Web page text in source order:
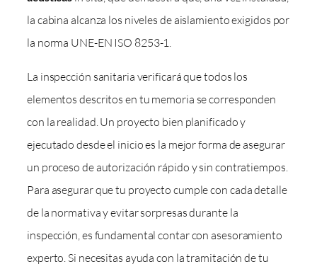
la cabina alcanza los niveles de aislamiento exigidos por
la norma UNE-EN ISO 8253-1.
La inspección sanitaria verificará que todos los
elementos descritos en tu memoria se corresponden
con la realidad. Un proyecto bien planificado y
ejecutado desde el inicio es la mejor forma de asegurar
un proceso de autorización rápido y sin contratiempos.
Para asegurar que tu proyecto cumple con cada detalle
de la normativa y evitar sorpresas durante la
inspección, es fundamental contar con asesoramiento
experto. Si necesitas ayuda con la tramitación de tu